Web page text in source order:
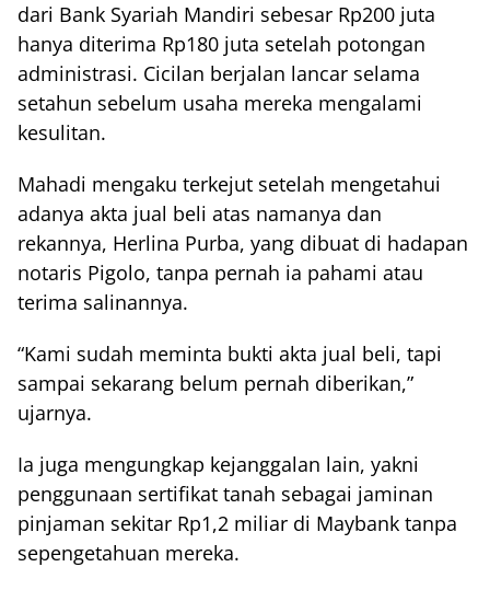
dari Bank Syariah Mandiri sebesar Rp200 juta
hanya diterima Rp180 juta setelah potongan
administrasi. Cicilan berjalan lancar selama
setahun sebelum usaha mereka mengalami
kesulitan.
Mahadi mengaku terkejut setelah mengetahui
adanya akta jual beli atas namanya dan
rekannya, Herlina Purba, yang dibuat di hadapan
notaris Pigolo, tanpa pernah ia pahami atau
terima salinannya.
“Kami sudah meminta bukti akta jual beli, tapi
sampai sekarang belum pernah diberikan,”
ujarnya.
Ia juga mengungkap kejanggalan lain, yakni
penggunaan sertifikat tanah sebagai jaminan
pinjaman sekitar Rp1,2 miliar di Maybank tanpa
sepengetahuan mereka.